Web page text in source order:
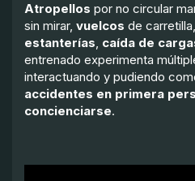
Atropellos por no circular
sin mirar, vuelcos de carretilla,
estanterías, caída de
entrenado experimenta
interactuando y pudiendo
accidentes en primera
concienciarse.